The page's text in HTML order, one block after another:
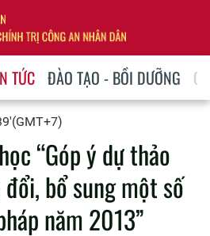
TỨC ĐÀO TẠO - BỒI DƯỠNG
“Góp ý dự thảo
bổ sung một số
năm 2013”